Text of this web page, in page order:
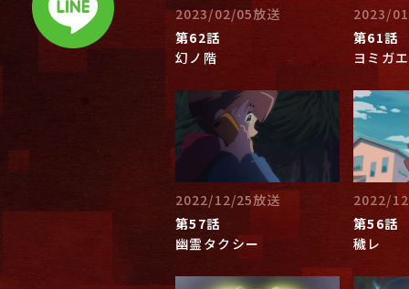
2023/02/05放送
第62話
幻ノ階
2023/
第61話
ヨミガ
2022/12/25放送
第57話
幽霊タクシー
2022/
第56話
穢レ